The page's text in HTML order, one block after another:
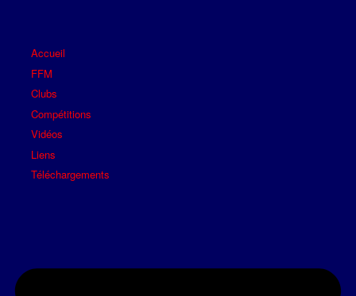
Accueil
FFM
Clubs
Compétitions
Vidéos
Liens
Téléchargements